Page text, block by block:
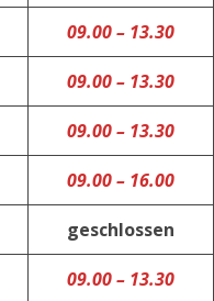
09.00 – 13.30
09.00 – 13.30
09.00 – 13.30
09.00– 16.00
geschlossen
09.00 – 13.30